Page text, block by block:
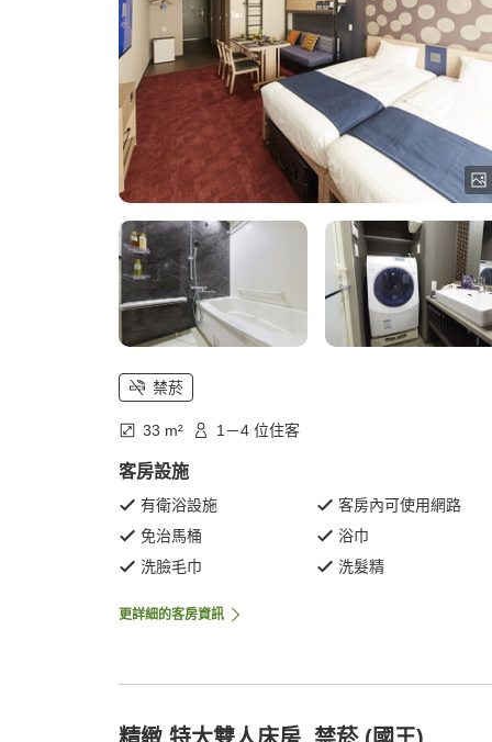
禁菸
33 m² 1－4 位住客
客房設施
有衛浴設施
客房內可使用網路
免治馬桶
浴巾
洗臉毛巾
洗髮精
更詳細的客房資訊